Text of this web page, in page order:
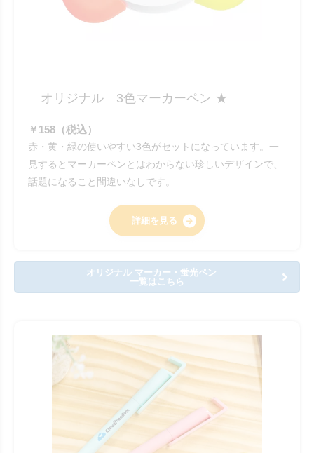
オリジナル 3色マーカーペン ★
￥158（税込）
赤・黄・緑の使いやすい3色がセットになっています。一
見するとマーカーペンとはわからない珍しいデザインで、
話題になること間違いなしです。
詳細を見る
オリジナル マーカー・蛍光ペン
一覧はこちら